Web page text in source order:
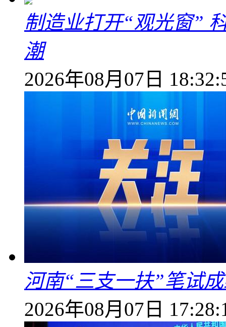
制造业打开“观光窗”
潮
2026年08月07日
河南“三支一扶”笔试
2026年08月07日